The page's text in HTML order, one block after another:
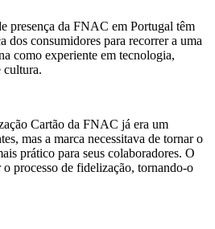
presença da FNAC em Portugal têm
dos consumidores para recorrer a uma
como experiente em tecnologia,
cultura.
Cartão da FNAC já era um
mas a marca necessitava de tornar o
prático para seus colaboradores. O
processo de fidelização, tornando-o